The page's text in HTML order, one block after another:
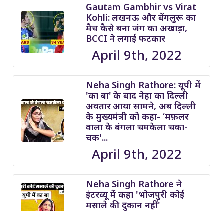
Gautam Gambhir vs Virat
Kohli: लखनऊ और बेंगलुरू का
मैच कैसे बना जंग का अखाड़ा,
BCCI ने लगाई फटकार
April 9th, 2022
Neha Singh Rathore: यूपी में
'का बा' के बाद नेहा का दिल्ली
अवतार आया सामने, अब दिल्ली
के मुख्यमंत्री को कहा- ‘मफ़लर
वाला के बंगला चमकेला चका-
चक'...
April 9th, 2022
Neha Singh Rathore ने
इंटरव्यू में कहा 'भोजपुरी कोई
मसाले की दुकान नहीं'